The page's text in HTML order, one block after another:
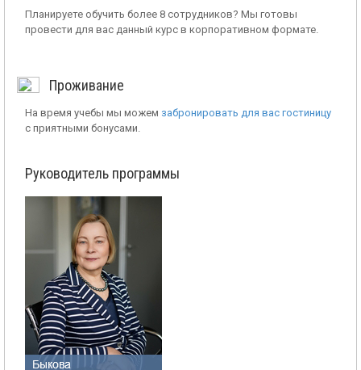
Планируете обучить более 8 сотрудников? Мы готовы
провести для вас данный курс в корпоративном формате.
Проживание
На время учебы мы можем забронировать для вас гостиницу
с приятными бонусами.
Руководитель программы